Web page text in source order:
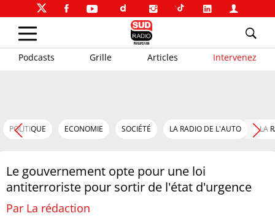
Podcasts Grille Articles Intervenez
POLITIQUE ECONOMIE SOCIÉTÉ LA RADIO DE L'AUTO LA
Le gouvernement opte pour une loi
antiterroriste pour sortir de l'état d'urgence
Par La rédaction